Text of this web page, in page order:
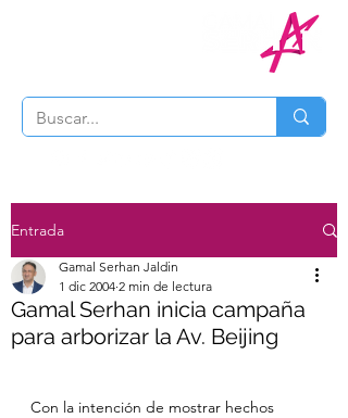
Entrada
Gamal Serhan inicia campaña
para arborizar la Av. Beijing
Gamal Serhan Jaldin
1 dic 2004 2 min de lectura
Con la intención de mostrar hechos